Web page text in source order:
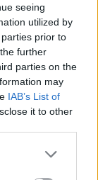
seeing
utilized by
prior to
further
parties on the
may
IAB’s List of
it to other